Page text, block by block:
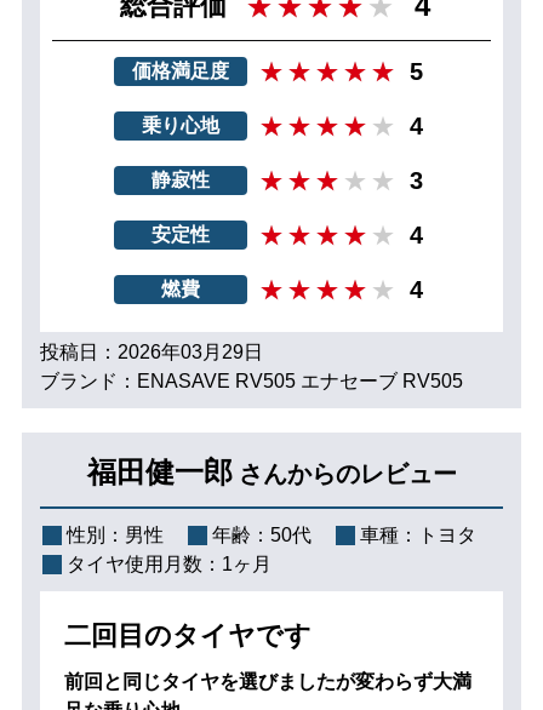
価格満足度 5
乗り心地 4
静寂性 3
安定性 4
燃費 4
投稿日：2026年03月29日
ブランド：ENASAVE RV505 エナセーブ RV505
福田健一郎 さんからのレビュー
性別： 男性 年齢： 50代 車種：
トヨタ
タイヤ使用月数： 1ヶ月
二回目のタイヤです
前回と同じタイヤを選びましたが変わらず大満